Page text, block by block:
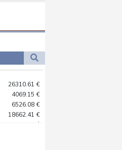
26310.61 €
4069.15 €
6526.08 €
18662.41 €
$